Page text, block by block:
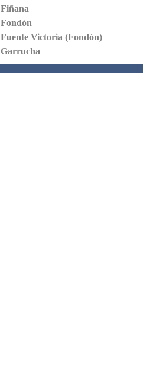
Fiñana
Fondón
Fuente Victoria (Fondón)
Garrucha